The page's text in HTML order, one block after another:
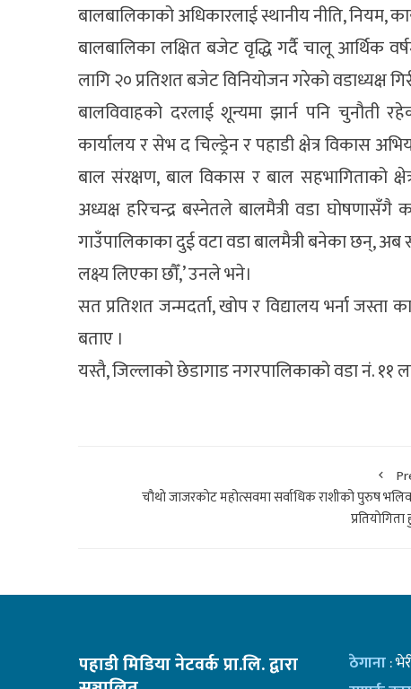
बालबालिकाको अधिकारलाई स्थानीय नीति, नियम,
बालबालिका लक्षित बजेट वृद्धि गर्दै चालू आर्थिक
लागि २० प्रतिशत बजेट विनियोजन गरेको वडाध्यक्ष
बालविवाहको दरलाई शून्यमा झार्न पनि चुनौती
कार्यालय र सेभ द चिल्ड्रेन र पहाडी क्षेत्र विकास
बाल संरक्षण, बाल विकास र बाल सहभागिताको
अध्यक्ष हरिचन्द्र बस्नेतले बालमैत्री वडा घोषणासँगै
गाउँपालिकाका दुई वटा वडा बालमैत्री बनेका छन्, अब
लक्ष्य लिएका छौँ,’ उनले भने।
सत प्रतिशत जन्मदर्ता, खोप र विद्यालय भर्ना
बताए ।
यस्तै, जिल्लाको छेडागाड नगरपालिकाको वडा नं. ११
चाैथाे जाजरकाेट महोत्सवमा सर्वाधिक राशीको पुरुष
पहाडी मिडिया नेटवर्क प्रा.लि. द्वारा ठेगाना: